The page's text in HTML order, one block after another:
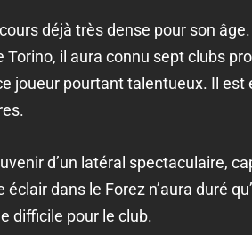
déjà très dense pour son
il aura connu sept clubs
joueur pourtant talentueux. Il
d’un latéral spectaculaire,
dans le Forez n’aura duré
difficile pour le club.